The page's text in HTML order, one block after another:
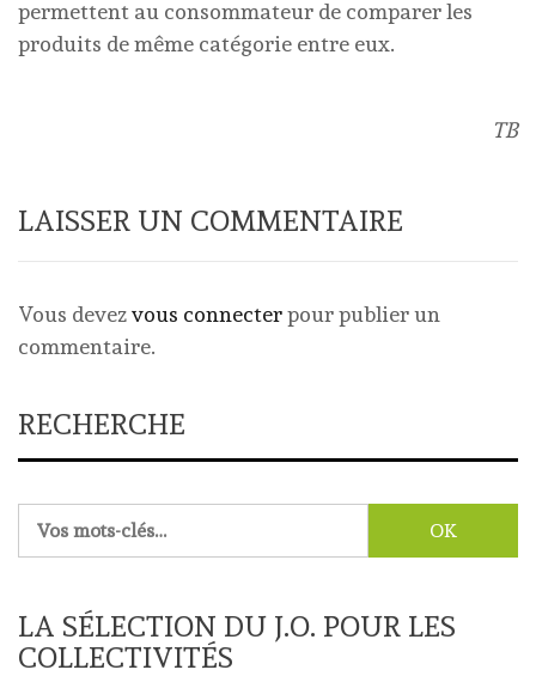
permettent au consommateur de comparer les
produits de même catégorie entre eux.
TB
LAISSER UN COMMENTAIRE
Vous devezvous connecterpour publier un
commentaire.
RECHERCHE
LA SÉLECTION DU J.O. POUR LES
COLLECTIVITÉS